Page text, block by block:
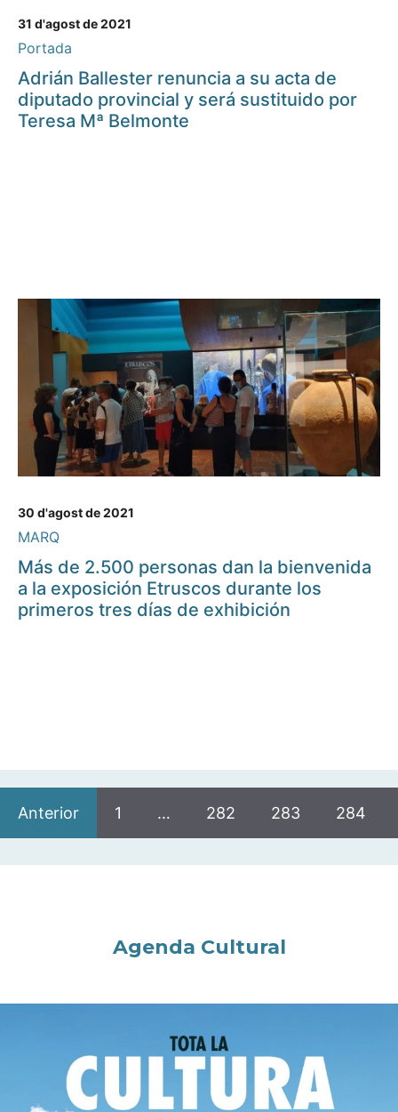
31 d'agost de 2021
Portada
Adrián Ballester renuncia a su acta de
diputado provincial y será sustituido por
Teresa Mª Belmonte
30 d'agost de 2021
MARQ
Más de 2.500 personas dan la bienvenida
a la exposición Etruscos durante los
primeros tres días de exhibición
Anterior 1 … 282 283 284
Agenda Cultural